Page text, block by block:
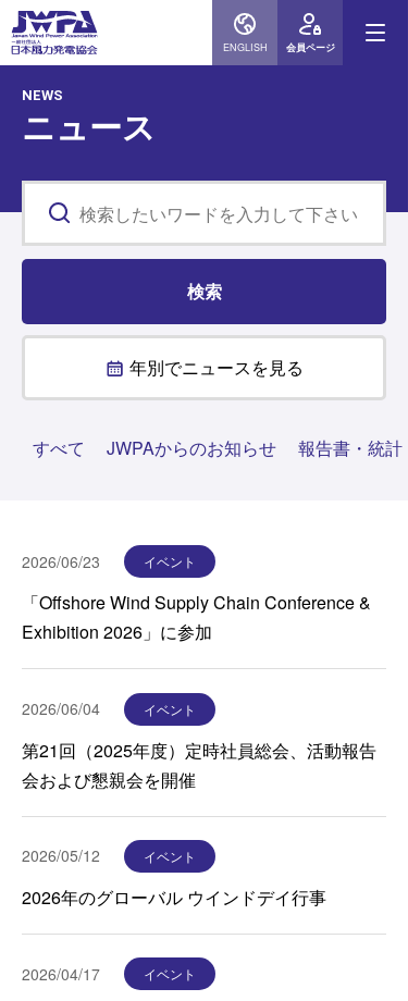
ENGLISH 会員ページ
NEWS
ニュース
年別でニュースを見る
すべて JWPAからのお知らせ 報告書・統計
2026/06/23 イベント
「Offshore Wind Supply Chain Conference &
Exhibition 2026」に参加
2026/06/04 イベント
第21回（2025年度）定時社員総会、活動報告
会および懇親会を開催
2026/05/12 イベント
2026年のグローバル ウインドデイ行事
2026/04/17 イベント